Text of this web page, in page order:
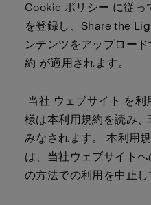
Cookie ポリシー に従っ
を登録し、Share the
ンテンツをアップロー
約 が適用されます。
当社 ウェブサイト を
様は本利用規約を読み
みなされます。 本利用
は、当社ウェブサイト
の方法での利用を中止し